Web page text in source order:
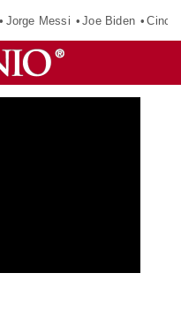
Jorge Messi Joe Biden